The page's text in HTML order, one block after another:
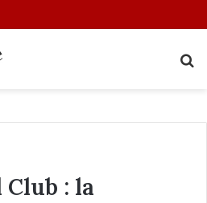
Club : la